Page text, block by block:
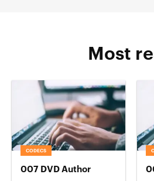
Most
CODECS
007 DVD Author